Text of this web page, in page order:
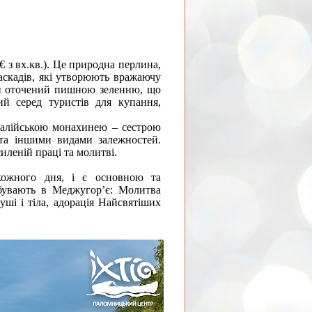
з вх.кв.). Це природна перлина,
які утворюють вражаючу
оточений пишною зеленню, що
серед туристів для купання,
монахинею – сестрою
іншими видами залежностей.
праці та молитві.
дня, і є основною та
в Меджугор’є: Молитва
і тіла, адорація Найсвятіших